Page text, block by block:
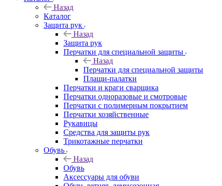
Назад
Каталог
Защита рук
Назад
Защита рук
Перчатки для специальной защиты
Назад
Перчатки для специальной защиты
Плащи-палатки
Перчатки и краги сварщика
Перчатки одноразовые и смотровые
Перчатки с полимерным покрытием
Перчатки хозяйственные
Рукавицы
Средства для защиты рук
Трикотажные перчатки
Обувь
Назад
Обувь
Аксессуары для обуви